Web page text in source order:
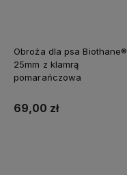
Obroża dla psa Biothane®
25mm z klamrą
pomarańczowa
69,00 zł